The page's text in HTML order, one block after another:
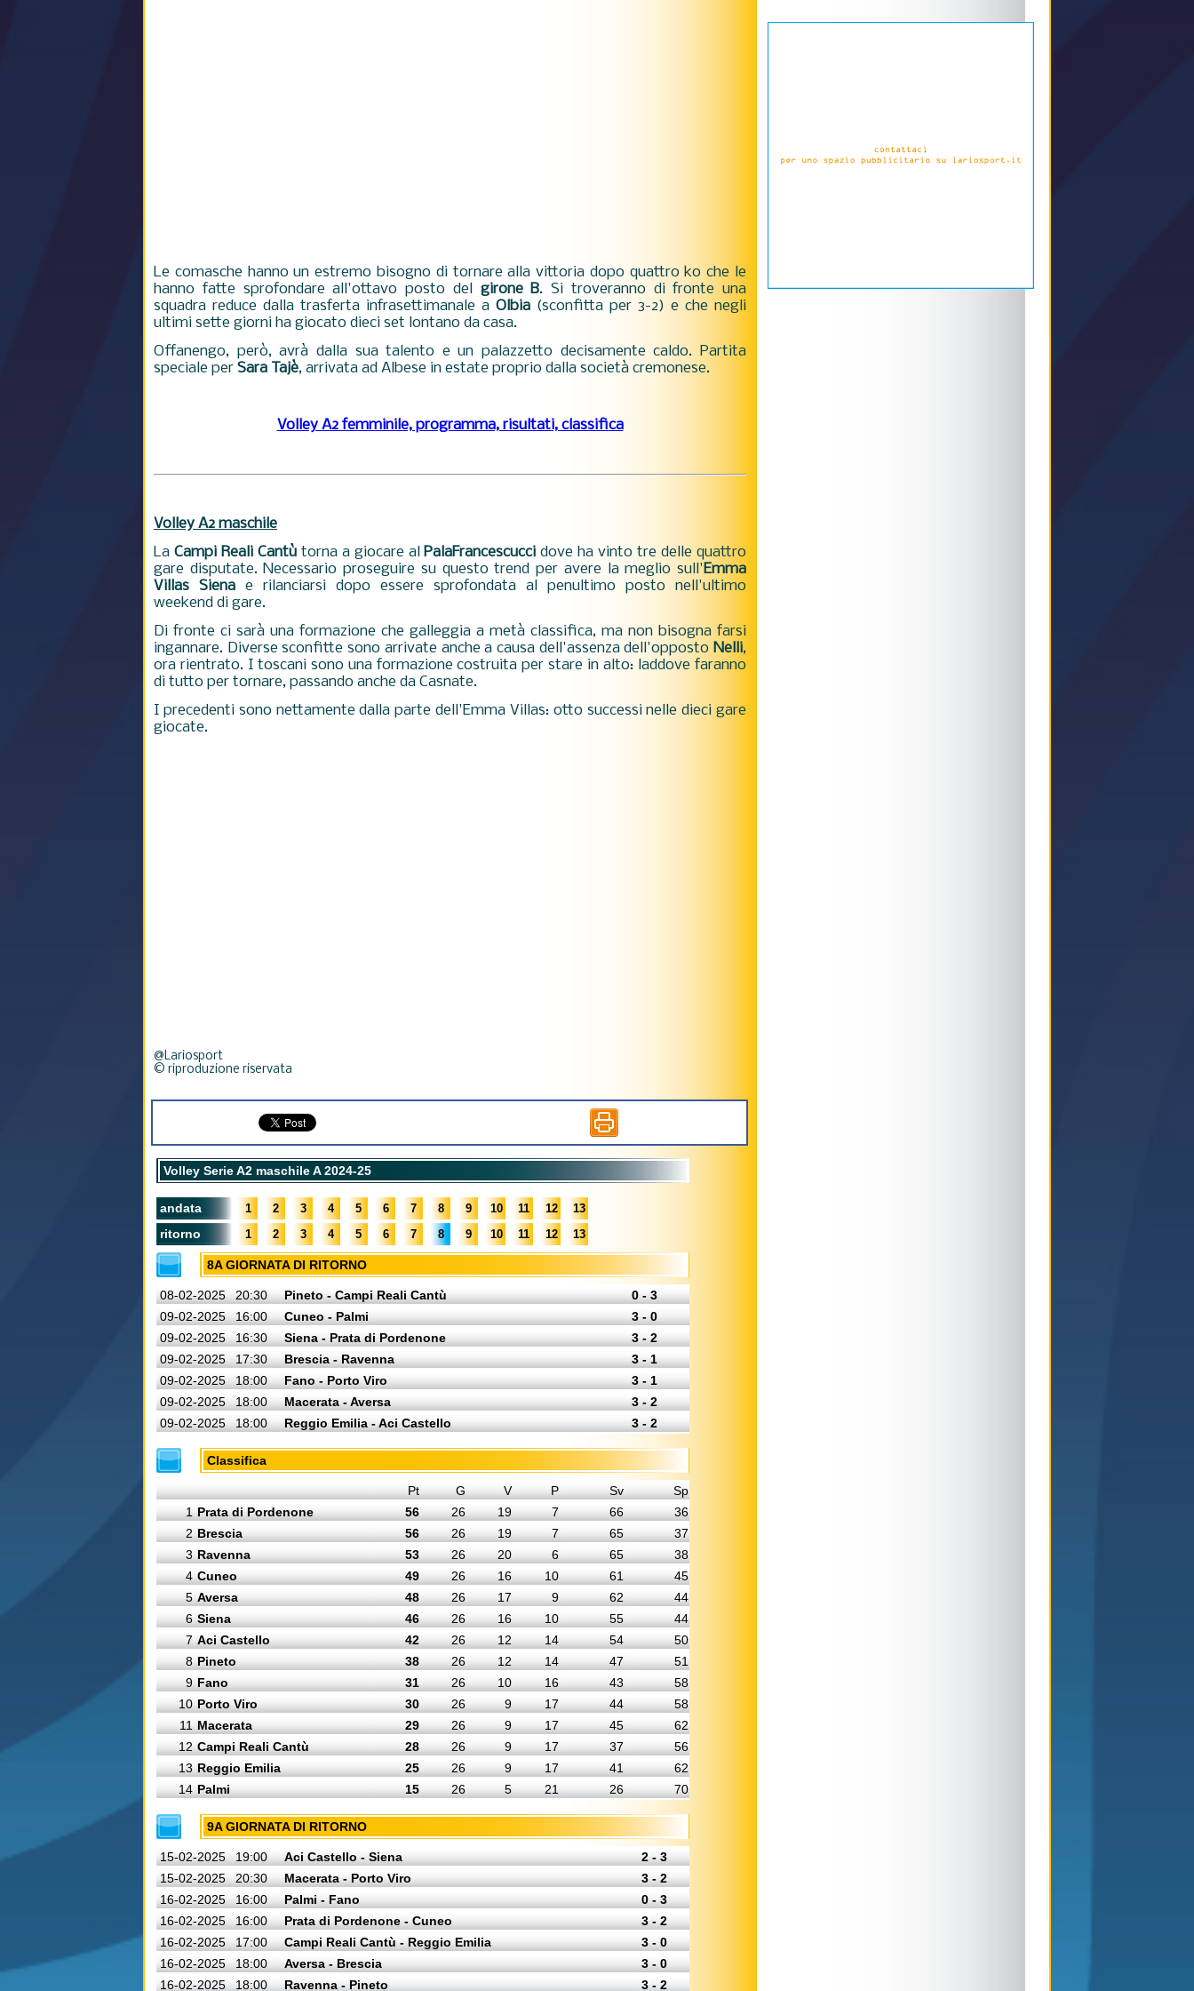
Le comasche hanno un estremo bisogno di tornare alla vittoria dopo quattro ko che le
hanno fatte sprofondare all'ottavo posto del girone B. Si troveranno di fronte una
squadra reduce dalla trasferta infrasettimanale a Olbia (sconfitta per 3-2) e che negli
ultimi sette giorni ha giocato dieci set lontano da casa.
Offanengo, però, avrà dalla sua talento e un palazzetto decisamente caldo. Partita
speciale per Sara Tajè, arrivata ad Albese in estate proprio dalla società cremonese.
Volley A2 femminile, programma, risultati, classifica
Volley A2 maschile
La Campi Reali Cantùtorna a giocare alPalaFrancescucci dove ha vinto tre delle quattro
gare disputate. Necessario proseguire su questo trend per avere la meglio sull'Emma
Villas Siena e rilanciarsi dopo essere sprofondata al penultimo posto nell'ultimo
weekend di gare.
Di fronte ci sarà una formazione che galleggia a metà classifica, ma non bisogna farsi
ingannare. Diverse sconfitte sono arrivate anche a causa dell'assenza dell'opposto Nelli,
ora rientrato. I toscani sono una formazione costruita per stare in alto: laddove faranno
di tutto per tornare, passando anche da Casnate.
I precedenti sono nettamente dalla parte dell'Emma Villas: otto successi nelle dieci gare
giocate.
@Lariosport
© riproduzione riservata
Volley Serie A2 maschile A 2024-25
andata 1 2 3 4 5 6 7 8 9 10 11 12 13
ritorno 1 2 3 4 5 6 7 8 9 10 11 12 13
8A GIORNATA DI RITORNO
08-02-2025 20:30 Pineto - Campi Reali Cantù
0 - 3
09-02-2025
16:00 Cuneo - Palmi
3 - 0
09-02-2025
16:30 Siena - Prata di Pordenone
3 - 2
09-02-2025
17:30 Brescia - Ravenna
3 - 1
09-02-2025
18:00 Fano - Porto Viro
3 - 1
09-02-2025
18:00 Macerata - Aversa
3 - 2
09-02-2025
18:00 Reggio Emilia - Aci Castello 3 - 2
Classifica
Pt G V P Sv
Sp
1 Prata di Pordenone 56 26 19 7 66
36
2 Brescia 56 26 19 7 65
37
3 Ravenna 53 26 20 6 65
38
4 Cuneo 49 26 16 10 61
45
5 Aversa 48 26 17 9 62
44
6 Siena 46 26 16 10 55
44
7 Aci Castello 42 26 12 14 54
50
8 Pineto 38 26 12 14 47
51
9 Fano 31 26 10 16 43
58
10 Porto Viro 30 26 9 17 44
58
11 Macerata 29 26 9 17 45
62
12 Campi Reali Cantù 28 26 9 17 37
56
13 Reggio Emilia 25 26 9 17 41
62
14 Palmi 15 26 5 21 26 70
9A GIORNATA DI RITORNO
15-02-2025 19:00 Aci Castello - Siena
2 - 3
15-02-2025
20:30 Macerata - Porto Viro
3 - 2
16-02-2025
16:00 Palmi - Fano
0 - 3
16-02-2025
16:00 Prata di Pordenone - Cuneo
3 - 2
16-02-2025
17:00 Campi Reali Cantù - Reggio Emilia
3 - 0
16-02-2025
18:00 Aversa - Brescia
3 - 0
16-02-2025
18:00 Ravenna - Pineto 3 - 2